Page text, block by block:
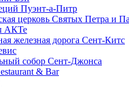
Пуэнт-а-Питр
церковь Святых Петра и
АКТе
железная дорога Сент-Китс
собор Сент-Джонса
& Bar